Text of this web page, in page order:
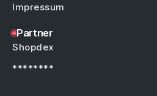
Impressum
Partner
Shopdex
********